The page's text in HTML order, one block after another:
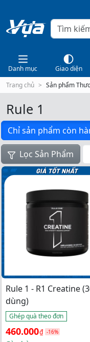
Danh mục Giao diện
Trang chủ
Sản phẩm
Rule 1
Chỉ sản phẩm còn
Lọc Sản Phẩm
Rule 1 - R1 Creatine
dùng)
Ghép quà theo đơn
Giá
460.000₫
Giá
-16%